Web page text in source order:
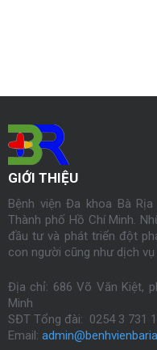
GIỚI THIỆU
Bệnh viện Đa khoa Bà
Thành phố Hồ Chí Minh.
đầu tư và phát triển đột
con người cũng như dịch vụ
Địa chỉ: 686 Võ Văn Kiệt,
Minh
SĐT Tổng đài: 0254 3 731
Email: